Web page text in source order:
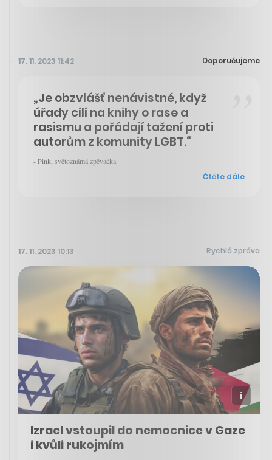
17. 11. 2023 11:42 Doporučujeme
„Je obzvlášť nenávistné, když
úřady cílí na knihy o rase a
rasismu a pořádají tažení proti
autorům z komunity LGBT.“
- Pink, světoznámá zpěvačka
Čtěte dále
17. 11. 2023 10:13 Rychlá zpráva
Izrael vstoupil do nemocnice v Gaze
i kvůli rukojmím